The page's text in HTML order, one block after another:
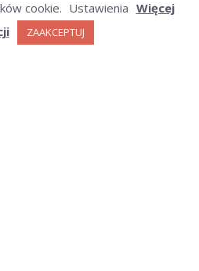
cookie. Ustawienia Więcej
ZAAKCEPTUJ